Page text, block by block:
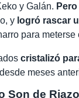
y Galán.
y logró rascar
para meterse
cristalizó
meses
Son de